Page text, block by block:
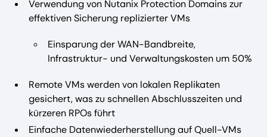
Verwendung von Nutanix Protection Domains zur
effektiven Sicherung replizierter VMs
Einsparung der WAN-Bandbreite,
Infrastruktur- und Verwaltungskosten um 50%
Remote VMs werden von lokalen Replikaten
gesichert, was zu schnellen Abschlusszeiten und
kürzeren RPOs führt
Einfache Datenwiederherstellung auf Quell-VMs